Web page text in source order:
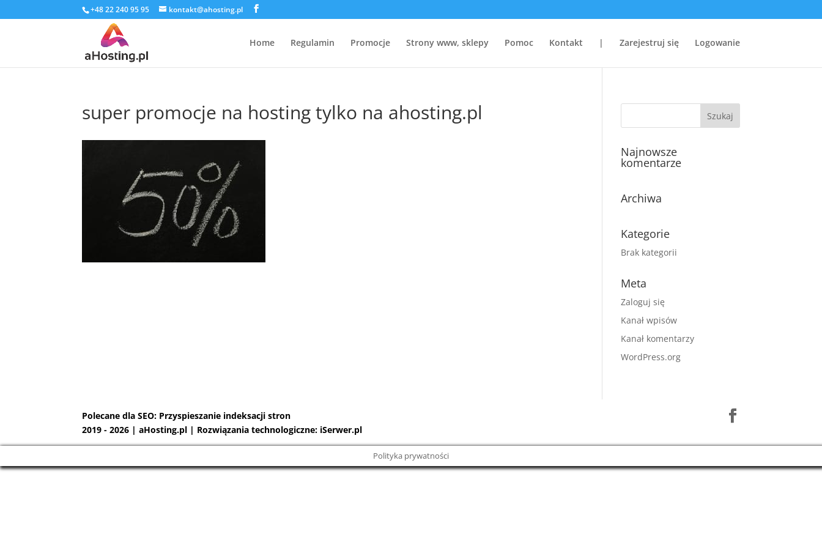
+48 22 240 95 95 kontakt@ahosting.pl
Home Regulamin Promocje Strony www, sklepy Pomoc Kontakt | Zarejestruj się Logowanie
super promocje na hosting tylko na ahosting.pl
Najnowsze
komentarze
Archiwa
Kategorie
Brak kategorii
Meta
Zaloguj się
Kanał wpisów
Kanał komentarzy
WordPress.org
Polecane dla SEO: Przyspieszanie indeksacji stron
2019 - 2026 | aHosting.pl | Rozwiązania technologiczne: iSerwer.pl
Polityka prywatności